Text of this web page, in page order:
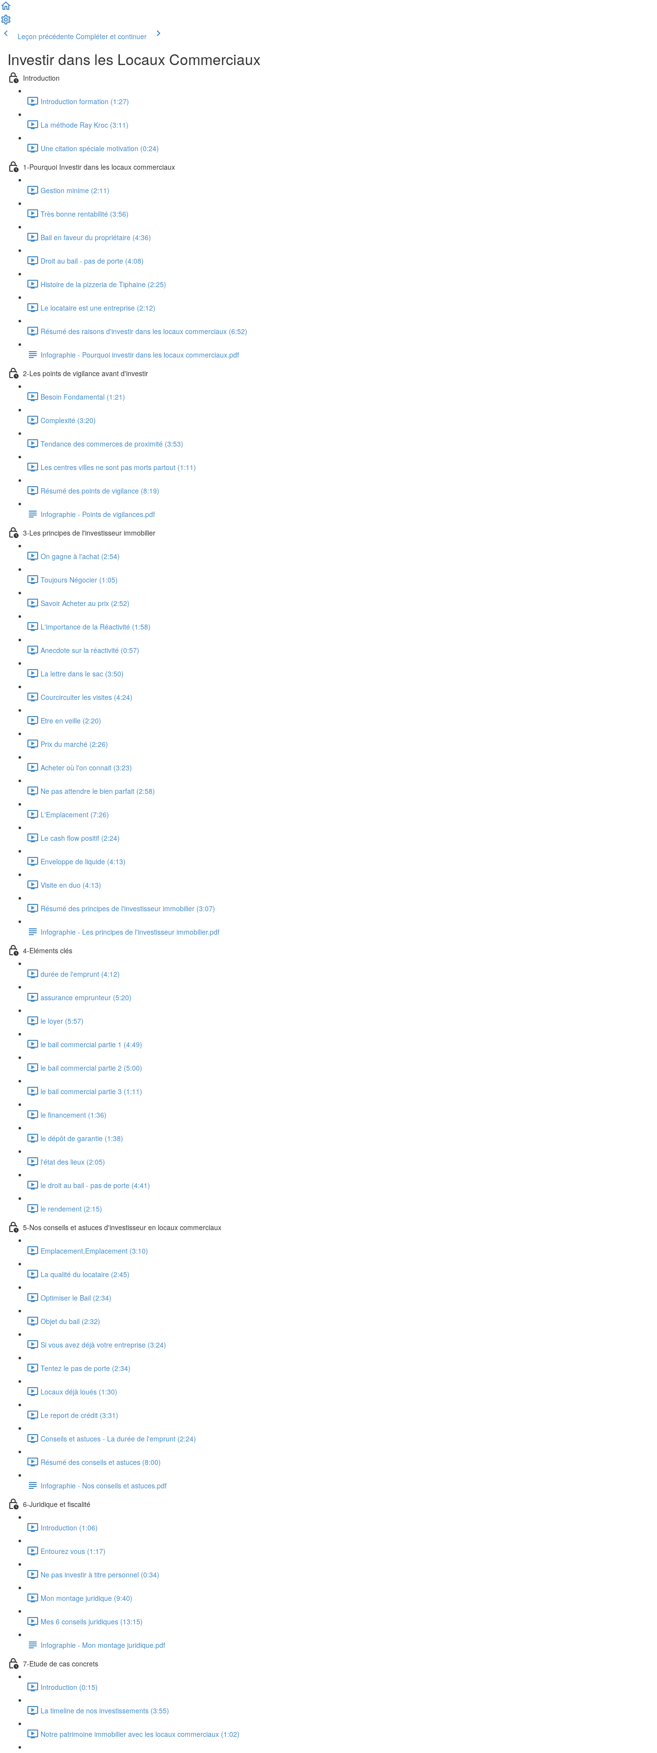
Leçon précédente Compléter et continuer
Investir dans les Locaux Commerciaux
Introduction
Introduction formation (1:27)
La méthode Ray Kroc (3:11)
Une citation spéciale motivation (0:24)
1-Pourquoi Investir dans les locaux commerciaux
Gestion minime (2:11)
Très bonne rentabilité (3:56)
Bail en faveur du propriétaire (4:36)
Droit au bail - pas de porte (4:08)
Histoire de la pizzeria de Tiphaine (2:25)
Le locataire est une entreprise (2:12)
Résumé des raisons d'investir dans les locaux commerciaux (6:52)
Infographie - Pourquoi investir dans les locaux commerciaux.pdf
2-Les points de vigilance avant d'investir
Besoin Fondamental (1:21)
Complexité (3:20)
Tendance des commerces de proximité (3:53)
Les centres villes ne sont pas morts partout (1:11)
Résumé des points de vigilance (8:19)
Infographie - Points de vigilances.pdf
3-Les principes de l'investisseur immobilier
On gagne à l'achat (2:54)
Toujours Négocier (1:05)
Savoir Acheter au prix (2:52)
L'importance de la Réactivité (1:58)
Anecdote sur la réactivité (0:57)
La lettre dans le sac (3:50)
Courcircuiter les visites (4:24)
Etre en veille (2:20)
Prix du marché (2:26)
Acheter où l'on connait (3:23)
Ne pas attendre le bien parfait (2:58)
L'Emplacement (7:26)
Le cash flow positif (2:24)
Enveloppe de liquide (4:13)
Visite en duo (4:13)
Résumé des principes de l'investisseur immobilier (3:07)
Infographie - Les principes de l'investisseur immobilier.pdf
4-Eléments clés
durée de l'emprunt (4:12)
assurance emprunteur (5:20)
le loyer (5:57)
le bail commercial partie 1 (4:49)
le bail commercial partie 2 (5:00)
le bail commercial partie 3 (1:11)
le financement (1:36)
le dépôt de garantie (1:38)
l'état des lieux (2:05)
le droit au bail - pas de porte (4:41)
le rendement (2:15)
5-Nos conseils et astuces d'investisseur en locaux commerciaux
Emplacement,Emplacement (3:10)
La qualité du locataire (2:45)
Optimiser le Bail (2:34)
Objet du bail (2:32)
Si vous avez déjà votre entreprise (3:24)
Tentez le pas de porte (2:34)
Locaux déjà loués (1:30)
Le report de crédit (3:31)
Conseils et astuces - La durée de l'emprunt (2:24)
Résumé des conseils et astuces (8:00)
Infographie - Nos conseils et astuces.pdf
6-Juridique et fiscalité
Introduction (1:06)
Entourez vous (1:17)
Ne pas investir à titre personnel (0:34)
Mon montage juridique (9:40)
Mes 6 conseils juridiques (13:15)
Infographie - Mon montage juridique.pdf
7-Etude de cas concrets
Introduction (0:15)
La timeline de nos investissements (3:55)
Notre patrimoine immobilier avec les locaux commerciaux (1:02)